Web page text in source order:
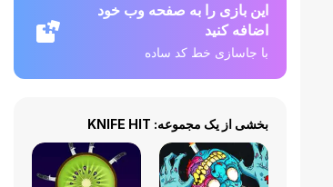
این بازی را به صفحه وب خود
اضافه کنید
با جاسازی خط کد ساده
بخشی از یک مجموعه: KNIFE HIT